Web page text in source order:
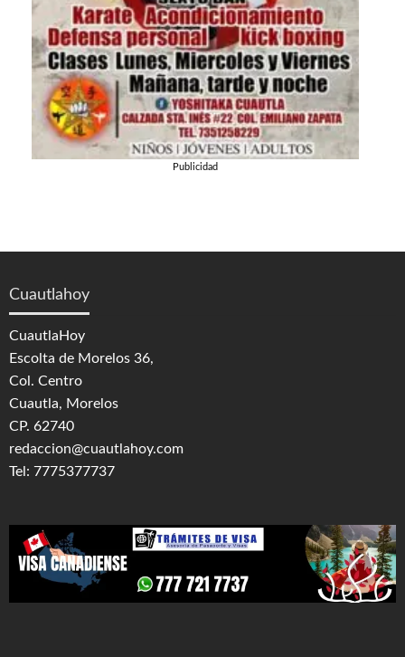
Publicidad
Cuautlahoy
CuautlaHoy
Escolta de Morelos 36,
Col. Centro
Cuautla, Morelos
CP. 62740
redaccion@cuautlahoy.com
Tel: 7775377737